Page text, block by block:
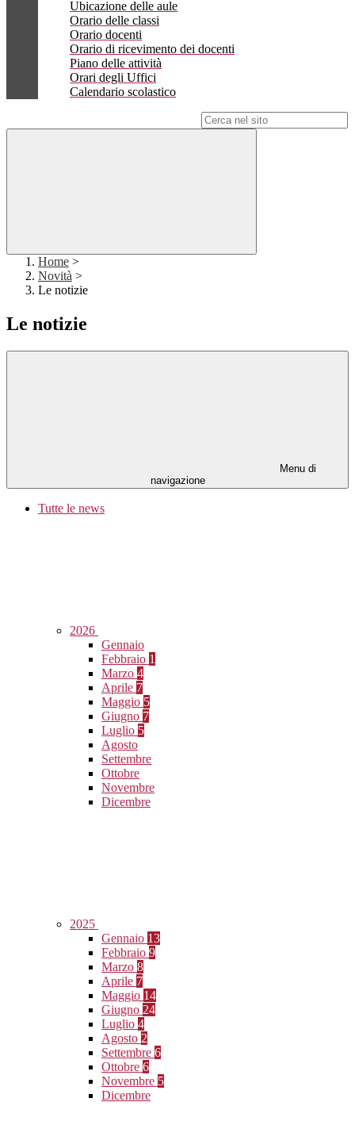
Ubicazione delle aule
Orario delle classi
Orario docenti
Orario di ricevimento dei docenti
Piano delle attività
Orari degli Uffici
Calendario scolastico
Home >
Novità >
Le notizie
Le notizie
Menu di
navigazione
Tutte le news
2026
Gennaio
Febbraio 1
Marzo 4
Aprile 7
Maggio 5
Giugno 7
Luglio 5
Agosto
Settembre
Ottobre
Novembre
Dicembre
2025
Gennaio 13
Febbraio 9
Marzo 8
Aprile 7
Maggio 14
Giugno 24
Luglio 4
Agosto 2
Settembre 6
Ottobre 6
Novembre 5
Dicembre